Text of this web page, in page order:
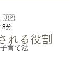
育て法
れる役割
🇯🇵
8分